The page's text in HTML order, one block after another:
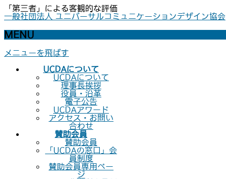
「第三者」による客観的な評価
一般社団法人 ユニバーサルコミュニケーションデザイン協会
MENU
メニューを飛ばす
UCDAについて
UCDAについて
理事長挨拶
役員・沿革
電子公告
UCDAアワード
アクセス・お問い
合わせ
賛助会員
賛助会員
「UCDAの窓口」会
員制度
賛助会員専用ペー
ジ